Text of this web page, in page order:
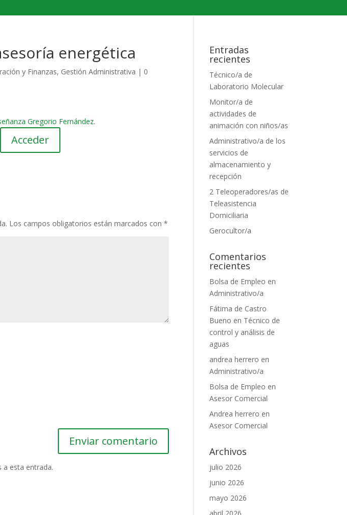
energética
y Finanzas, Gestión Administrativa | 0
Gregorio Fernández.
Los campos obligatorios están marcados con *
a esta entrada.
Entradas
recientes
Técnico/a de
Laboratorio Molecular
Monitor/a de
actividades de
animación con niños/as
Administrativo/a de los
servicios de
almacenamiento y
recepción
2 Teleoperadores/as de
Teleasistencia
Domiciliaria
Gerocultor/a
Comentarios
recientes
Bolsa de Empleo en
Administrativo/a
Fátima de Castro
Bueno en Técnico de
control y análisis de
aguas
andrea herrero en
Administrativo/a
Bolsa de Empleo en
Asesor Comercial
Andrea herrero en
Asesor Comercial
Archivos
julio 2026
junio 2026
mayo 2026